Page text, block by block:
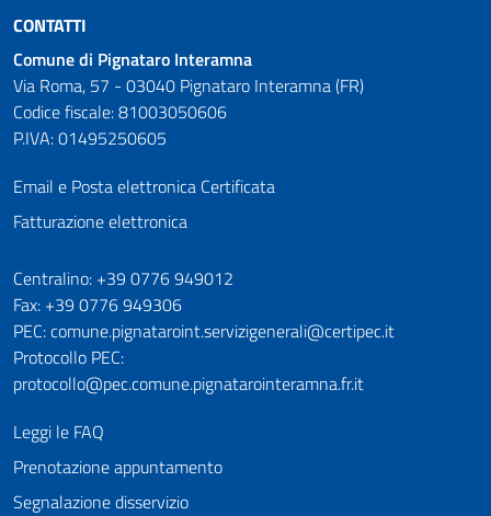
CONTATTI
Comune di Pignataro Interamna
Via Roma, 57 - 03040 Pignataro Interamna (FR)
Codice fiscale: 81003050606
P.IVA: 01495250605
Email e Posta elettronica Certificata
Fatturazione elettronica
Numeri utili
Centralino: +39 0776 949012
Fax: +39 0776 949306
PEC: comune.pignataroint.servizigenerali@certipec.it
Protocollo PEC:
protocollo@pec.comune.pignatarointeramna.fr.it
Leggi le FAQ
Prenotazione appuntamento
Segnalazione disservizio